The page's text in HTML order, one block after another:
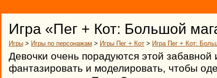
Игра «Пег + Кот: Большой
Игры > Игры по персонажам > Игры Пег + Кот > Игра Пег + Кот:
Девочки очень порадуются этой
фантазировать и моделировать, чтобы